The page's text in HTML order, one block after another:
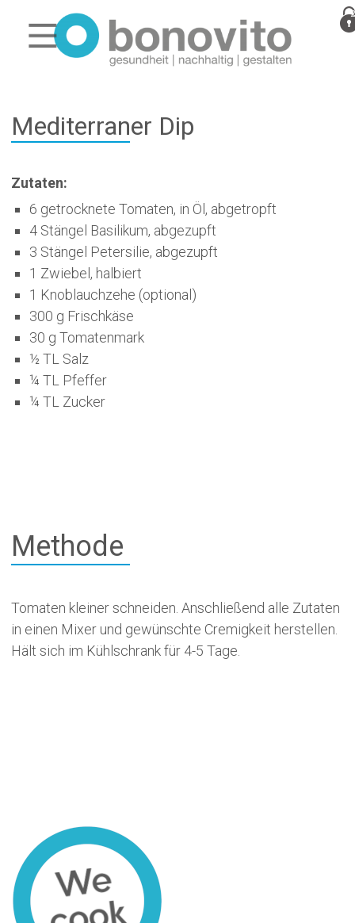
Mediterraner Dip
Zutaten:
6 getrocknete Tomaten, in Öl, abgetropft
4 Stängel Basilikum, abgezupft
3 Stängel Petersilie, abgezupft
1 Zwiebel, halbiert
1 Knoblauchzehe (optional)
300 g Frischkäse
30 g Tomatenmark
½ TL Salz
¼ TL Pfeffer
¼ TL Zucker
Methode
Tomaten kleiner schneiden. Anschließend alle Zutaten
in einen Mixer und gewünschte Cremigkeit herstellen.
Hält sich im Kühlschrank für 4-5 Tage.